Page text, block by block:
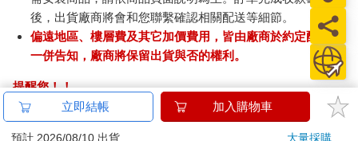
後，出貨廠商將會和您聯繫確認相關配送等細節。
偏遠地區、樓層費及其它加價費用，皆由廠商於約定配送時
一併告知，廠商將保留出貨與否的權利。
提醒您！！
金石堂及銀行均不會請您操作ATM! 如接獲電話要求您前往
ATM提款機，請不要聽從指示，以免受騙上當！
立即結帳 加入購物車
預計 2026/08/10 出貨 大量採購